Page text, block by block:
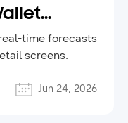
time forecasts
screens.
Jun 24, 2026